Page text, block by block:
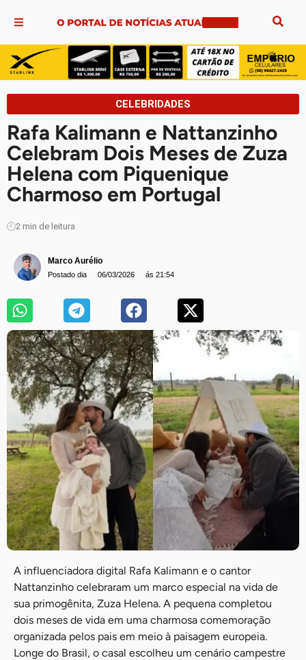
CELEBRIDADES
Rafa Kalimann e Nattanzinho
Celebram Dois Meses de Zuza
Helena com Piquenique
Charmoso em Portugal
2 min de leitura
Marco Aurélio
Postado dia 06/03/2026 ás 21:54
A influenciadora digital Rafa Kalimann e o cantor
Nattanzinho celebraram um marco especial na vida de
sua primogênita, Zuza Helena. A pequena completou
dois meses de vida em uma charmosa comemoração
organizada pelos pais em meio à paisagem europeia.
Longe do Brasil, o casal escolheu um cenário campestre